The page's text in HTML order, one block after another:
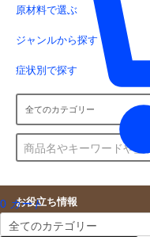
0 カート
原材料で選ぶ
ジャンルから探す
症状別で探す
お役立ち情報
キャンペーン情報